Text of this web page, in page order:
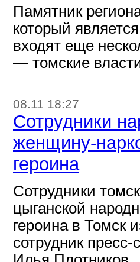
Памятник
который
входят еще
— томские
08.11 18:27
Сотрудники
женщину-
героина
Сотрудники
цыганской
героина в Томск
сотрудник